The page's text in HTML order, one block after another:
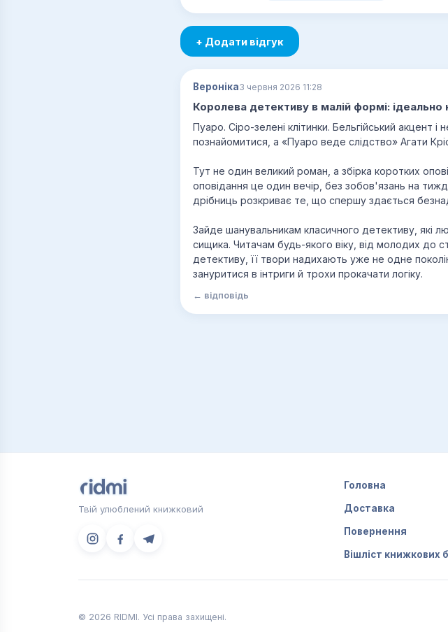
+ Додати відгук
Вероніка3 червня 2026 11:28
Королева детективу в малій формі: ідеально
Пуаро. Сіро-зелені клітинки. Бельгійський акцент
познайомитися, а «Пуаро веде слідство» Агати
Тут не один великий роман, а збірка коротких
оповідання це один вечір, без зобов'язань на
дрібниць розкриває те, що спершу здається
Зайде шанувальникам класичного детективу, які
сищика. Читачам будь-якого віку, від молодих до
детективу, її твори надихають уже не одне
зануритися в інтриги й трохи прокачати логіку.
← відповідь
Твій улюблений книжковий
Головна
Доставка
Повернення
Вішліст книжкових
© 2026 RIDMI. Усі права захищені.